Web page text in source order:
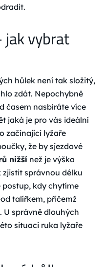
jak vybrat
hůlek není tak složitý,
zdát. Nepochybně
časem nasbíráte více
jaká je pro vás ideální
začínající lyžaře
že by sjezdové
nižší než je výška
zjistit správnou délku
postup, kdy chytíme
talířkem, přičemž
U správně dlouhých
situaci ruka lyžaře